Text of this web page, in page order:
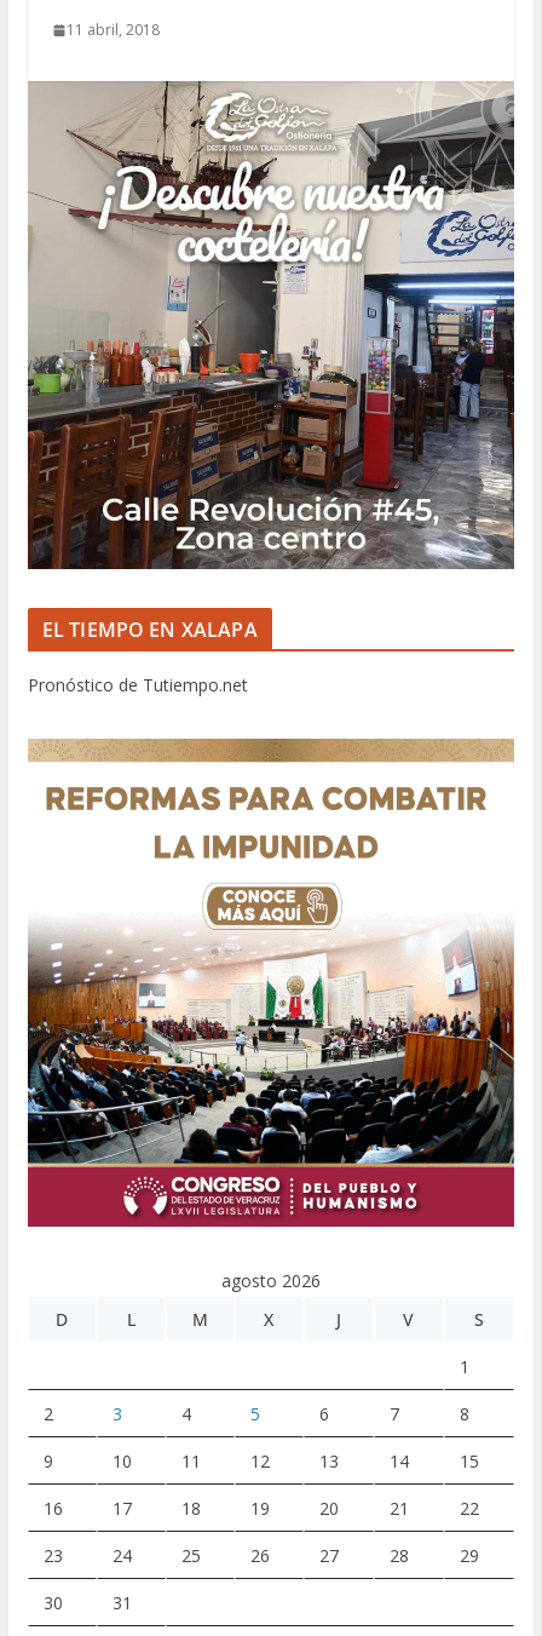
11 abril, 2018
EL TIEMPO EN XALAPA
Pronóstico de Tutiempo.net
agosto 2026
D
L M X J V S
1
2 3 4 5 6 7 8
9 10 11 12 13 14 15
16 17 18 19 20 21 22
23 24 25 26 27 28 29
30 31